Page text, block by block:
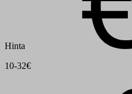
Hinta
10-32€